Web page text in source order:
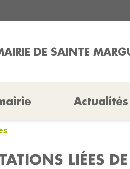
DE SAINTE
Actualités
LIÉES